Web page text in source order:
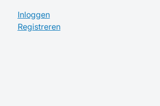
Inloggen
Registreren